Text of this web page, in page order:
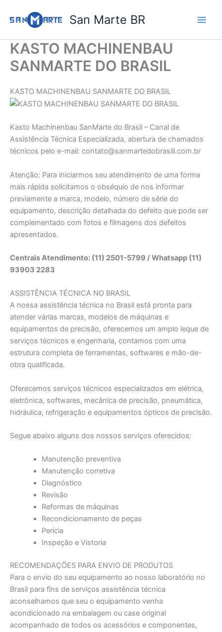
para
conteúdo
San Marte BR
KASTO MACHINENBAU
SANMARTE DO BRASIL
KASTO MACHINENBAU SANMARTE DO BRASIL
Kasto Machinenbau SanMarte do Brasil – Canal de
Assistência Técnica Especializada, abertura de chamados
técnicos pelo e-mail: contato@sanmartedobrasill.com.br
Atenção: Para iniciarmos seu atendimento de uma forma
mais rápida solicitamos o obséquio de nos informar
previamente a marca, modelo, número de série do
equipamento, descrição detalhada do defeito que pode ser
complementado com fotos e filmagens dos defeitos
apresentados.
Centrais Atendimento: (11) 2501-5799 / Whatsapp (11)
93903 2283
ASSISTÊNCIA TÉCNICA NO BRASIL
A nossa assistência técnica no Brasil está pronta para
atender várias marcas, modelos de máquinas e
equipamentos de precisão, oferecemos um amplo leque de
serviços técnicos e engenharia, contamos com uma
estrutura completa de ferramentas, softwares e mão-de-
obra qualificada.
Oferecemos serviços técnicos especializados em elétrica,
eletrônica, softwares, mecânica de precisão, pneumática,
hidráulica, refrigeração e equipamentos ópticos de precisão.
Segue abaixo alguns dos nossos serviços oferecidos:
Manutenção preventiva
Manutenção corretiva
Diagnóstico
Revisão
Reformas de máquinas
Recondicionamento de peças
Perícia
Inspeção e Vistoria
RECOMENDAÇÕES PARA ENVIO DE PRODUTOS
Para o envio do seu equipamento ao nosso laboratório no
Brasil para fins de serviços assistência técnica
aconselhamos que seu o equipamento venha
acondicionado na embalagem ou case original
acompanhado de todos os acessórios e componentes,